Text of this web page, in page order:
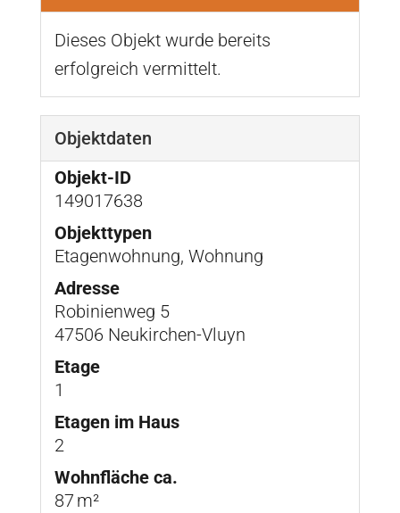
Dieses Objekt wurde bereits
erfolgreich vermittelt.
Objektdaten
Objekt-ID
149017638
Objekttypen
Etagenwohnung, Wohnung
Adresse
Robinienweg 5
47506 Neukirchen-Vluyn
Etage
1
Etagen im Haus
2
Wohnfläche ca.
87 m²